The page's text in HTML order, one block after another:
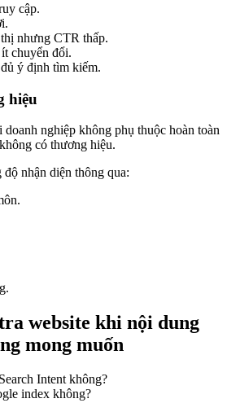
cập.
nhưng CTR thấp.
chuyển đổi.
ý định tìm kiếm.
hiệu
nghiệp không phụ thuộc hoàn toàn
có thương hiệu.
nhận diện thông qua:
website khi nội dung
mong muốn
Intent không?
index không?